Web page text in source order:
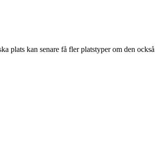
plats kan senare få fler platstyper om den